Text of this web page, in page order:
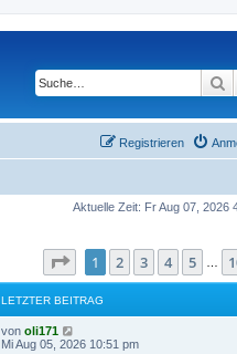
Registrieren
Aktuelle Zeit: Fr Aug 07, 2026
Seite von10
1 2 3 4 5
LETZTER BEITRAG
von oli171
Mi Aug 05, 2026 10:51 pm